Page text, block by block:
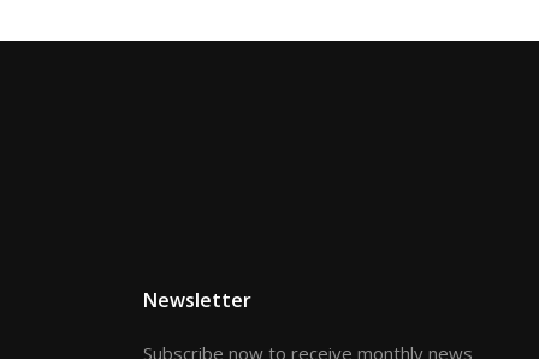
Newsletter
Subscribe now to receive monthly news